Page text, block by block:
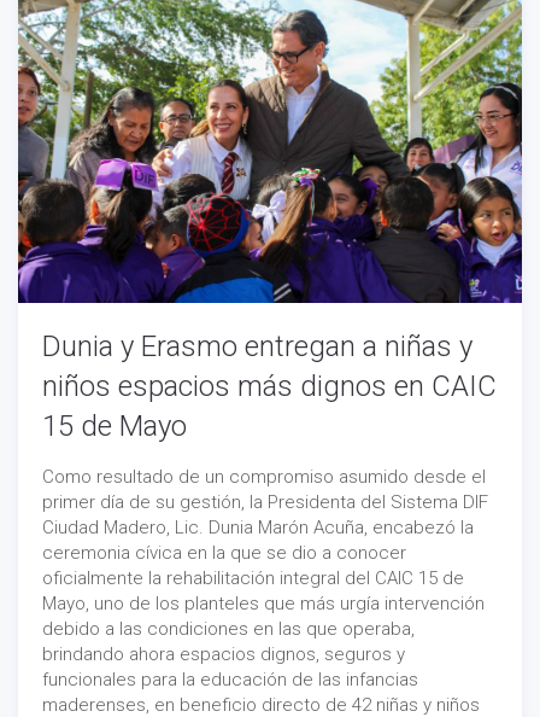
Dunia y Erasmo entregan a niñas y
niños espacios más dignos en CAIC
15 de Mayo
Como resultado de un compromiso asumido desde el
primer día de su gestión, la Presidenta del Sistema DIF
Ciudad Madero, Lic. Dunia Marón Acuña, encabezó la
ceremonia cívica en la que se dio a conocer
oficialmente la rehabilitación integral del CAIC 15 de
Mayo, uno de los planteles que más urgía intervención
debido a las condiciones en las que operaba,
brindando ahora espacios dignos, seguros y
funcionales para la educación de las infancias
maderenses, en beneficio directo de 42 niñas y niños